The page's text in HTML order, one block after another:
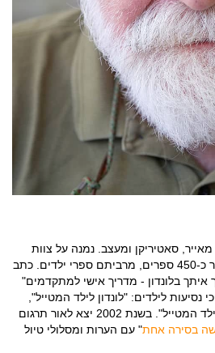
1940) הוא מאייר, סאטיריקן ומעצב. נמנה על צוות
המקימים של "דבר אחר". אייר כ-450 ספרים, מרביתם ספרי ילדים. כתב
איתך בלונדון - מדריך אישי למתקדמים"
נסיעות לילדים: "לונדון לילד המטייל",
"רומא לילד המטייל" ו"פריז לילד המטייל". בשנת 2002 יצא לאור תרגום
בסירה אחת" עם הערות ומסלולי טיול